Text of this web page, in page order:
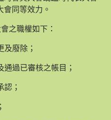
同等效力。
之職權如下：
廢除；
過已審核之帳目；
；